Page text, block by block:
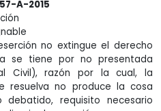
A-2015
no extingue el derecho
se tiene por no presentada
Civil), razón por la cual, la
resuelva no produce la cosa
requisito necesario